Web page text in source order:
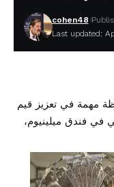
Last updated:
cohen48
مهمة في تعزيز قيم
في فندق ميلينيوم،